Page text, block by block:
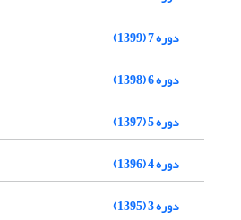
دوره 7 (1399)
دوره 6 (1398)
دوره 5 (1397)
دوره 4 (1396)
دوره 3 (1395)